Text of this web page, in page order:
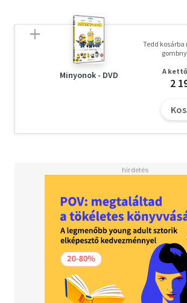
F/2039/A
Minyonok - DVD
Tedd
A
2